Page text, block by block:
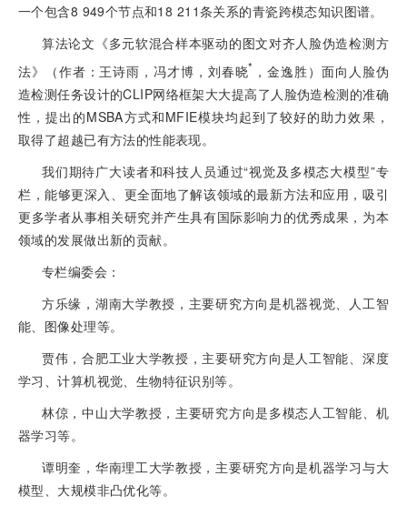
一个包含8 949个节点和18 211条关系的青瓷跨模态知识图谱。
算法论文《多元软混合样本驱动的图文对齐人脸伪造检测方
法》（作者：王诗雨，冯才博，刘春晓* ，金逸胜）面向人脸伪
造检测任务设计的CLIP网络框架大大提高了人脸伪造检测的准确
性，提出的MSBA方式和MFIE模块均起到了较好的助力效果，
取得了超越已有方法的性能表现。
我们期待广大读者和科技人员通过“视觉及多模态大模型”专
栏，能够更深入、更全面地了解该领域的最新方法和应用，吸引
更多学者从事相关研究并产生具有国际影响力的优秀成果，为本
领域的发展做出新的贡献。
专栏编委会：
方乐缘，湖南大学教授，主要研究方向是机器视觉、人工智
能、图像处理等。
贾伟，合肥工业大学教授，主要研究方向是人工智能、深度
学习、计算机视觉、生物特征识别等。
林倞，中山大学教授，主要研究方向是多模态人工智能、机
器学习等。
谭明奎，华南理工大学教授，主要研究方向是机器学习与大
模型、大规模非凸优化等。